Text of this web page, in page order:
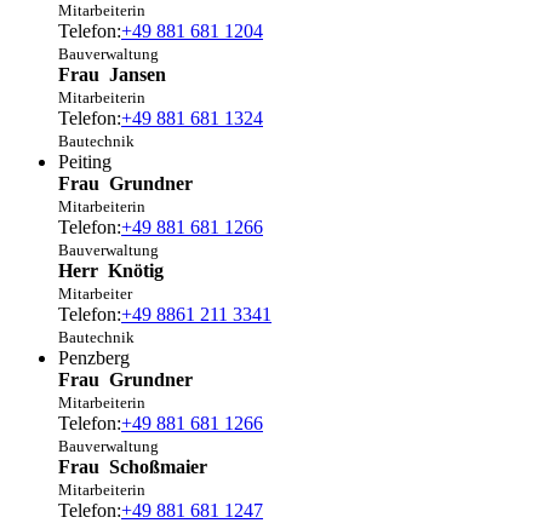
Mitarbeiterin
Telefon:+49 881 681 1204
Bauverwaltung
Frau Jansen
Mitarbeiterin
Telefon:+49 881 681 1324
Bautechnik
Peiting
Frau Grundner
Mitarbeiterin
Telefon:+49 881 681 1266
Bauverwaltung
Herr Knötig
Mitarbeiter
Telefon:+49 8861 211 3341
Bautechnik
Penzberg
Frau Grundner
Mitarbeiterin
Telefon:+49 881 681 1266
Bauverwaltung
Frau Schoßmaier
Mitarbeiterin
Telefon:+49 881 681 1247